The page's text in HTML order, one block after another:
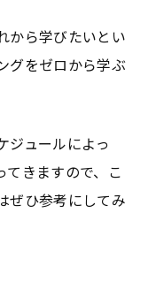
から学びたいとい
グをゼロから学ぶ
ジュールによっ
てきますので、こ
ぜひ参考にしてみ